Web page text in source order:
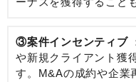
③案件インセンティブ
や新規クライアント獲
す。M&Aの成約や企業